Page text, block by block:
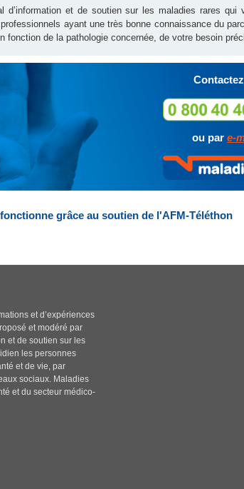
d’information et de soutien sur les maladies rares qui
ayant une très bonne connaissance du
fonction de la pathologie concernée, de votre besoin
ou par e-
grâce au soutien de l'AFM-Téléthon
et d’expériences
et modéré par
et de soutien sur les
les personnes
et de vie, par
sociaux. Maladies
et du secteur médico-